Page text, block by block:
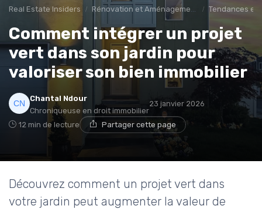
Real Estate Insiders Rénovation et Aménagement Tendances
Comment intégrer un projet
vert dans son jardin pour
valoriser son bien immobilier
Chantal Ndour
Chroniqueuse en droit immobilier
23 janvier 2026
12 min de lecture Partager cette page
Découvrez comment un projet vert dans
votre jardin peut augmenter la valeur de